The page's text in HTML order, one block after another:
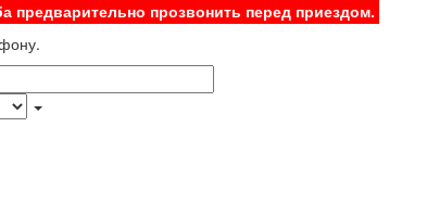
предварительно прозвонить перед приездом.